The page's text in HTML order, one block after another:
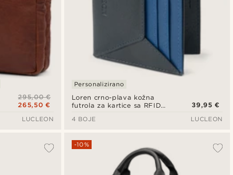
295,00 €
265,50 €
LUCLEON
Loren crno-plava kožna
futrola za kartice sa RFID
Personalizirano
39,95 €
4 BOJE
LUCLEON
-10%